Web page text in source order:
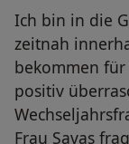
Ich bin in die
zeitnah
bekommen
positiv
Frau Savas